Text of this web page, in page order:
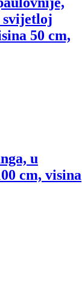
svijetloj
50 cm,
u
cm, visina